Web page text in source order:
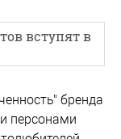
вступят в
бренда
персонами